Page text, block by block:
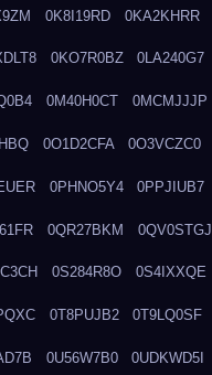
0K8I19RD 0KA2KHRR
0KO7R0BZ 0LA240G7
0M40H0CT 0MCMJJJP
0O1D2CFA 0O3VCZC0
0PHNO5Y4 0PPJIUB7
0QR27BKM 0QV0STGJ
0S284R8O 0S4IXXQE
0T8PUJB2 0T9LQ0SF
0U56W7B0 0UDKWD5I